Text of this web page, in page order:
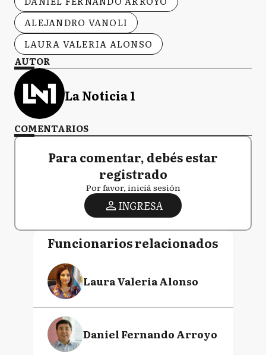
ALEJANDRO VANOLI
LAURA VALERIA ALONSO
AUTOR
La Noticia 1
COMENTARIOS
Para comentar, debés estar
registrado
Por favor, iniciá sesión
INGRESA
Funcionarios relacionados
Laura Valeria Alonso
Daniel Fernando Arroyo